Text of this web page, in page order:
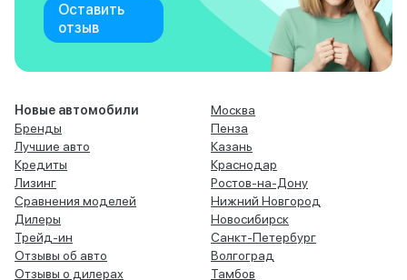
Оставить
отзыв
Новые автомобили
Бренды
Лучшие авто
Кредиты
Лизинг
Сравнения моделей
Дилеры
Трейд-ин
Отзывы об авто
Отзывы о дилерах
Москва
Пенза
Казань
Краснодар
Ростов-на-Дону
Нижний Новгород
Новосибирск
Санкт-Петербург
Волгоград
Тамбов